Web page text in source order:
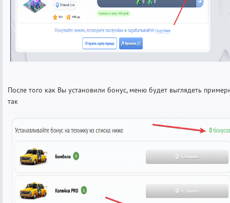
После того как Вы установили бонус, меню будет выглядеть
так